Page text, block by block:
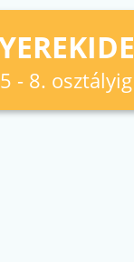
5 - 8. osztályig